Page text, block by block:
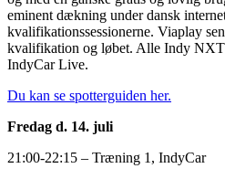
eminent dækning under dansk
kvalifikationssessionerne. Viaplay
kvalifikation og løbet. Alle Indy
IndyCar Live.
Du kan se spotterguiden her.
Fredag d. 14. juli
21:00-22:15 – Træning 1, IndyCar